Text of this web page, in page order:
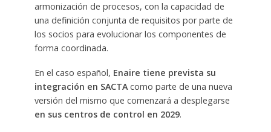
armonización de procesos, con la capacidad de
una definición conjunta de requisitos por parte de
los socios para evolucionar los componentes de
forma coordinada.
En el caso español, Enaire tiene prevista su
integración en SACTAcomo parte de una nueva
versión del mismo que comenzará a desplegarse
en sus centros de control en 2029.